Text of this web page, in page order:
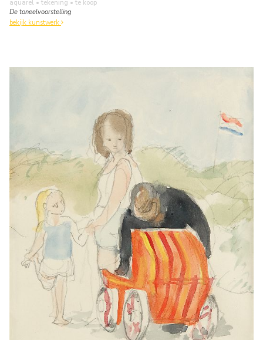
aquarel • tekening • te koop
De toneelvoorstelling
bekijk kunstwerk